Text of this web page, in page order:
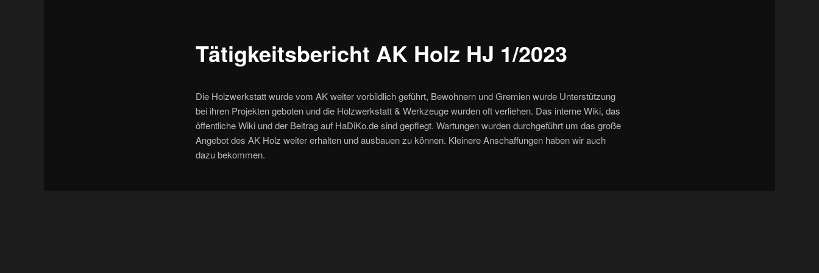
Tätigkeitsbericht AK Holz HJ 1/2023
Die Holzwerkstatt wurde vom AK weiter vorbildlich geführt, Bewohnern und Gremien wurde Unterstützung
bei ihren Projekten geboten und die Holzwerkstatt & Werkzeuge wurden oft verliehen. Das interne Wiki, das
öffentliche Wiki und der Beitrag auf HaDiKo.de sind gepflegt. Wartungen wurden durchgeführt um das große
Angebot des AK Holz weiter erhalten und ausbauen zu können. Kleinere Anschaffungen haben wir auch
dazu bekommen.